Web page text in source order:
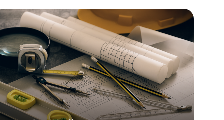
по разработке сайта